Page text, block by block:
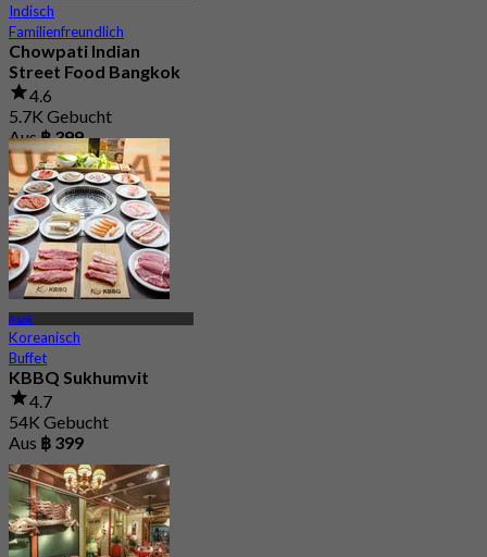
Indisch
Familienfreundlich
Chowpati Indian
Street Food Bangkok
4.6
5.7K Gebucht
Aus฿ 399
Asok
Koreanisch
Buffet
KBBQ Sukhumvit
4.7
54K Gebucht
Aus ฿ 399